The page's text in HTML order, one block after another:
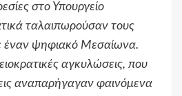
στο Υπουργείο
ταλαιπωρούσαν τους
έναν ψηφιακό Μεσαίωνα.
αγκυλώσεις, που
αναπαρήγαγαν φαινόμενα